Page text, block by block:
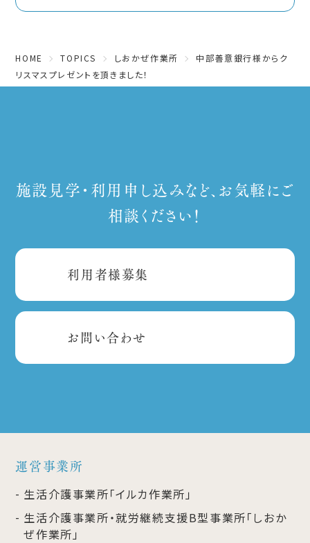
HOME TOPICS しおかぜ作業所
中部善意銀行様からク
リスマスプレゼントを頂きました！
施設見学・利用申し込みなど、お気軽にご
相談ください！
利用者様募集
お問い合わせ
運営事業所
生活介護事業所「イルカ作業所」
生活介護事業所・就労継続支援B型事業所「しおか
ぜ作業所」